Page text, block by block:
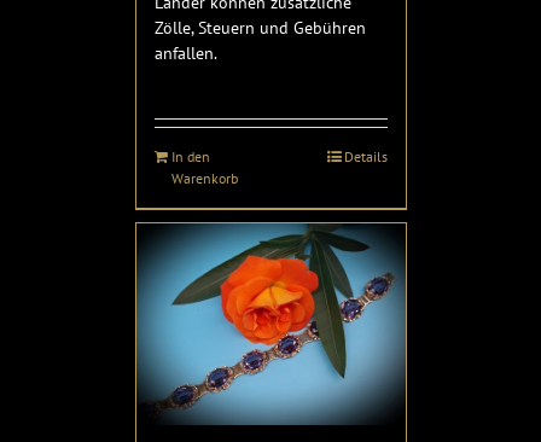
Zölle, Steuern und Gebühren
anfallen.
In den
Warenkorb
Details